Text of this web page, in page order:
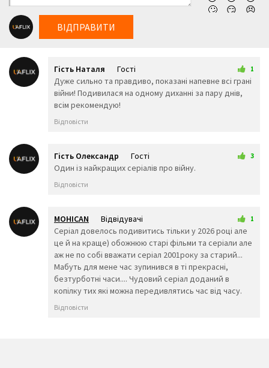
🙄
😏
😣
😔
😕
🙃
🤑
😲
☹️
🥵
🥴
🥺
🤥
🤫
🤭
🧐
🤓
😈
👿
🤡
👺
💀
👻
👽
ВІДПРАВИТИ
Гість Наталя
Гості
22 липня 2025 12:38
1
Дуже сильно та правдиво, показані напевне всі грані
війни! Подивилася на одному диханні за пару днів,
всім рекомендую!
Відповісти
Гість Олександр
Гості
7 січня 2026 12:20
3
Один із найкращих серіалів про війну.
Відповісти
MOHICAN
Відвідувачі
10 квітня 2026 22:50
1
Серіал довелось подивитись тільки у 2026 році але
це й на краще) обожнюю старі фільми та серіали але
аж не по собі вважати серіал 2001року за старий...
Мабуть для мене час зупинився в ті прекрасні,
безтурботні часи.... Чудовий серіал доданий в
копілку тих які можна передивлятись час від часу.
Відповісти